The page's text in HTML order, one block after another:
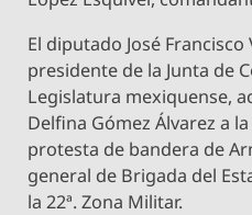
El diputado José
presidente de la Junta de
Legislatura mexiquense,
Delfina Gómez Álvarez a
protesta de bandera de
general de Brigada del
la 22ª. Zona Militar.